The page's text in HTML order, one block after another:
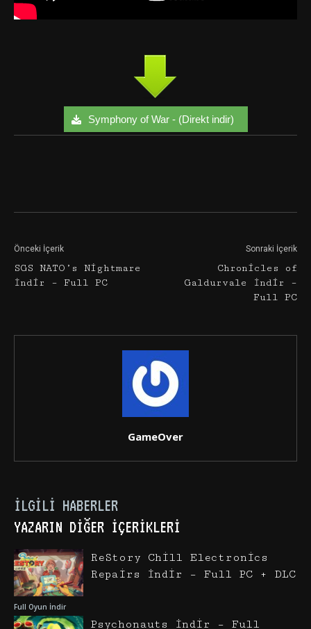
Symphony of War - (Direkt indir)
Önceki İçerik
SGS NATO’s Nightmare
İndir – Full PC
Sonraki İçerik
Chronicles of
Galdurvale İndir –
Full PC
GameOver
İLGILI HABERLER
YAZARIN DIĞER İÇERIKLERI
Full Oyun İndir
ReStory Chill Electronics
Repairs İndir – Full PC + DLC
Psychonauts İndir – Full